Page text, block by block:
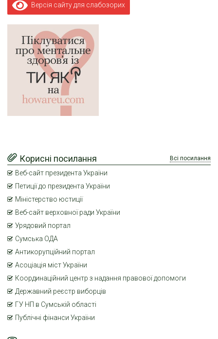
Версія сайту для слабозорих
Корисні посилання Всі посилання
Веб-сайт президента України
Петиції до президента України
Міністерство юстиції
Веб-сайт верховної ради України
Урядовий портал
Сумська ОДА
Антикорупційний портал
Асоціація міст України
Координаційний центр з надання правової допомоги
Державний реєстр виборців
ГУ НП в Сумській області
Публічні фінанси України